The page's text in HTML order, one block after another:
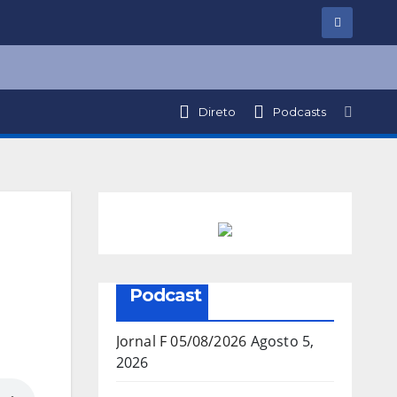
Direto Podcasts
Podcast
Jornal F 05/08/2026 Agosto 5,
2026